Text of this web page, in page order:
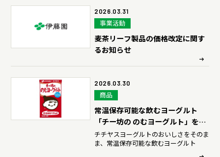
2026.03.31
事業活動
麦茶リーフ製品の価格改定に関す
るお知らせ
2026.03.30
商品
常温保存可能な飲むヨーグルト
「チー坊の のむヨーグルト」を、
4月6日（月）に新発売
チチヤスヨーグルトのおいしさをそのま
ま、常温保存可能な飲むヨーグルト